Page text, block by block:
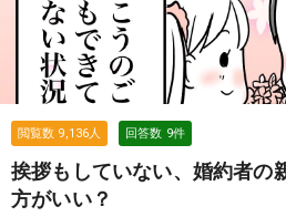
閲覧数 9,136人 回答数 9件
挨拶もしていない、婚約者の
方がいい？